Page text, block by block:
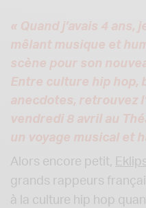
« Quand j’avais 4
mêlant musique et
scène pour son
Entre culture hip hop,
anecdotes, retrouvez
vendredi 8 avril au
un voyage musical et
Alors encore petit,
grands rappeurs
à la culture hip hop